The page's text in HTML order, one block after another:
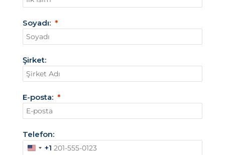
Soyadı:
Şirket:
E-posta:
Telefon:
A
+1